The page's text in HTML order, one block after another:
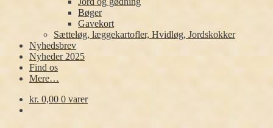
undermenu
Bøger
Gavekort
Sætteløg, læggekartofler, Hvidløg, Jordskokker
Nyhedsbrev
Nyheder 2025
Find os
Mere…
kr. 0,00 0 varer